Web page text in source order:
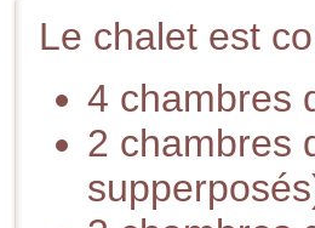
Le chalet est
4 chambres
2 chambres